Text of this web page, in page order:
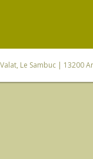
Le Sambuc | 13200